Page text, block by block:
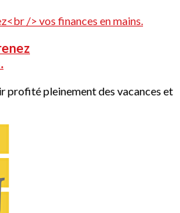
profité pleinement des vacances et